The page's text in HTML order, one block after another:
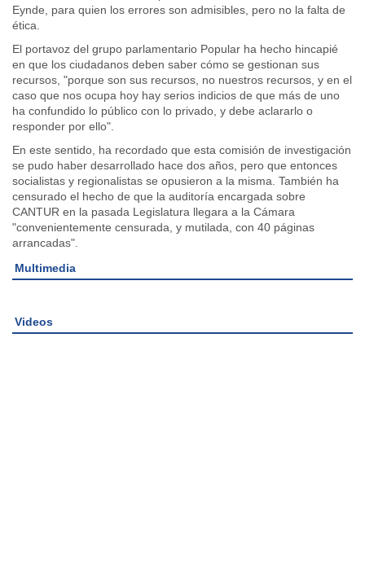
Eynde, para quien los errores son admisibles, pero no la falta de
ética.
El portavoz del grupo parlamentario Popular ha hecho hincapié
en que los ciudadanos deben saber cómo se gestionan sus
recursos, "porque son sus recursos, no nuestros recursos, y en el
caso que nos ocupa hoy hay serios indicios de que más de uno
ha confundido lo público con lo privado, y debe aclararlo o
responder por ello".
En este sentido, ha recordado que esta comisión de investigación
se pudo haber desarrollado hace dos años, pero que entonces
socialistas y regionalistas se opusieron a la misma. También ha
censurado el hecho de que la auditoría encargada sobre
CANTUR en la pasada Legislatura llegara a la Cámara
"convenientemente censurada, y mutilada, con 40 páginas
arrancadas".
Multimedia
Videos